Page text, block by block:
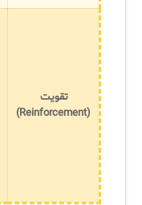
تقویت
(Reinforcement)